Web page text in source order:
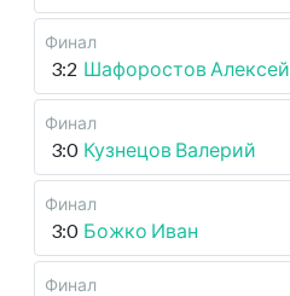
Финал
3:2 Шафоростов Алексей
Финал
3:0 Кузнецов Валерий
Финал
3:0 Божко Иван
Финал